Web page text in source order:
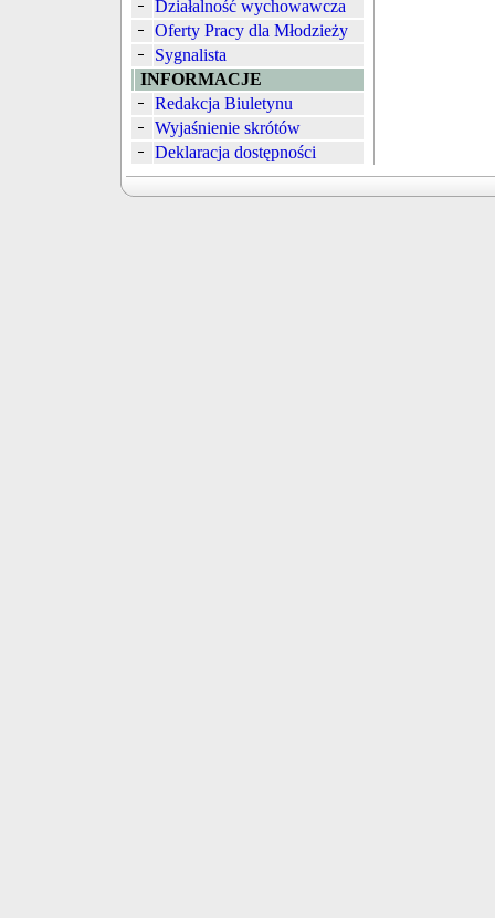
Działalność wychowawcza
Oferty Pracy dla Młodzieży
Sygnalista
INFORMACJE
Redakcja Biuletynu
Wyjaśnienie skrótów
Deklaracja dostępności